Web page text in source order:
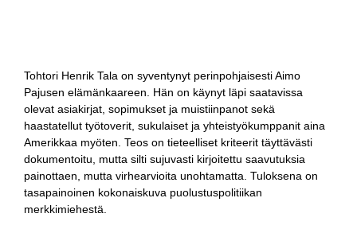
Tohtori Henrik Tala on syventynyt perinpohjaisesti Aimo
Pajusen elämänkaareen. Hän on käynyt läpi saatavissa
olevat asiakirjat, sopimukset ja muistiinpanot sekä
haastatellut työtoverit, sukulaiset ja yhteistyökumppanit aina
Amerikkaa myöten. Teos on tieteelliset kriteerit täyttävästi
dokumentoitu, mutta silti sujuvasti kirjoitettu saavutuksia
painottaen, mutta virhearvioita unohtamatta. Tuloksena on
tasapainoinen kokonaiskuva puolustuspolitiikan
merkkimiehestä.